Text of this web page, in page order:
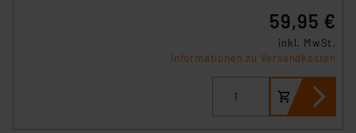
59,95 €
inkl. MwSt.
Informationen zu Versandkosten